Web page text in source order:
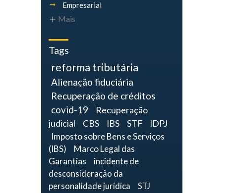
Empresarial
Mais
Tags
reforma tributária
Alienação fiduciária
Recuperação de créditos
covid-19
Recuperação
judicial
CBS IBS STF
IDPJ
Imposto sobre Bens e Serviços
(IBS)
Marco Legal das
Garantias
incidente de
desconsideração da
personalidade jurídica
STJ